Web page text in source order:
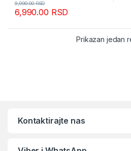
6,990.00 RSD
9,990.00RSD
Prikazan jedan
Kontaktirajte nas